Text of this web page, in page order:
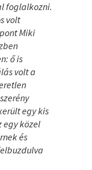
foglalkozni.
volt
Miki
ő is
volt a
egy kis
egy közel
és